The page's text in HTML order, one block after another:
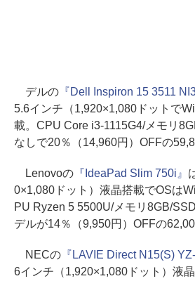
デルの『Dell Inspiron 15 3511
5.6インチ（1,920×1,080ドットで
載。CPU Core i3-1115G4/メモリ
なしで20％（14,960円）OFFの
Lenovoの『IdeaPad Slim 750i』
0×1,080ドット）液晶搭載でOSは
PU Ryzen 5 5500U/メモリ8GB/
デルが14％（9,950円）OFFの
NECの『LAVIE Direct N15(S)
6インチ（1,920×1,080ドット）液